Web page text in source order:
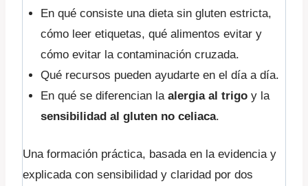
En qué consiste una dieta sin gluten estricta,
cómo leer etiquetas, qué alimentos evitar y
cómo evitar la contaminación cruzada.
Qué recursos pueden ayudarte en el día a día.
En qué se diferencian la alergia al trigoy la
sensibilidad al gluten no celiaca.
Una formación práctica, basada en la evidencia y
explicada con sensibilidad y claridad por dos